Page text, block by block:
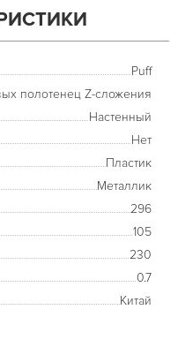
Puff
полотенец Z-сложения
Настенный
Нет
Пластик
Металлик
296
105
230
0.7
Китай